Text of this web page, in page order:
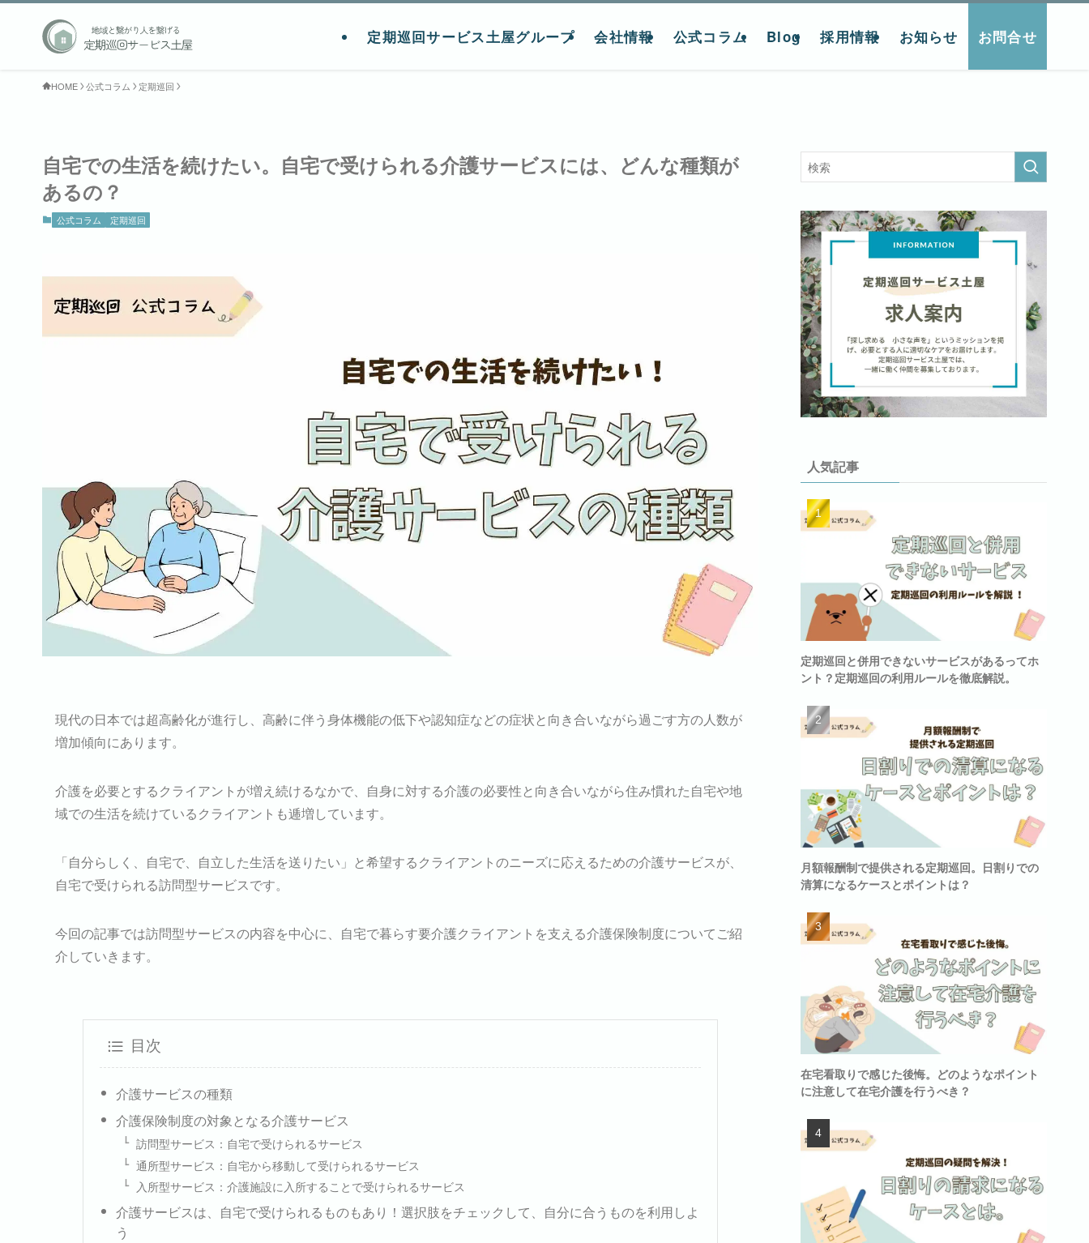
定期巡回サービス土屋グループ 会社情報 公式コラム Blog 採用情報 お知らせ お問合せ
HOME 公式コラム 定期巡回
自宅での生活を続けたい。自宅で受けられる介護サービスには、どんな種類が
あるの？
公式コラム 定期巡回
現代の日本では超高齢化が進行し、高齢に伴う身体機能の低下や認知症などの症状と向き合いながら過ごす方の人数が
増加傾向にあります。
介護を必要とするクライアントが増え続けるなかで、自身に対する介護の必要性と向き合いながら住み慣れた自宅や地
域での生活を続けているクライアントも逓増しています。
「自分らしく、自宅で、自立した生活を送りたい」と希望するクライアントのニーズに応えるための介護サービスが、
自宅で受けられる訪問型サービスです。
今回の記事では訪問型サービスの内容を中心に、自宅で暮らす要介護クライアントを支える介護保険制度についてご紹
介していきます。
目次
介護サービスの種類
介護保険制度の対象となる介護サービス
訪問型サービス：自宅で受けられるサービス
通所型サービス：自宅から移動して受けられるサービス
入所型サービス：介護施設に入所することで受けられるサービス
介護サービスは、自宅で受けられるものもあり！選択肢をチェックして、自分に合うものを利用しよ
う
人気記事
定期巡回と併用できないサービスがあるってホ
ント？定期巡回の利用ルールを徹底解説。
月額報酬制で提供される定期巡回。日割りでの
清算になるケースとポイントは？
在宅看取りで感じた後悔。どのようなポイント
に注意して在宅介護を行うべき？